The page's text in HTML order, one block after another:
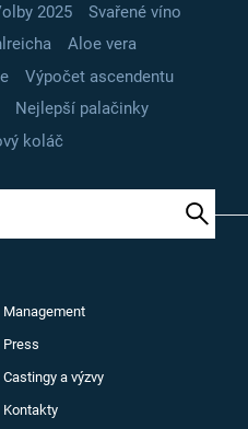
2025
Svařené víno
Aloe vera
Výpočet ascendentu
Nejlepší palačinky
koláč
Management
Press
Castingy a výzvy
Kontakty